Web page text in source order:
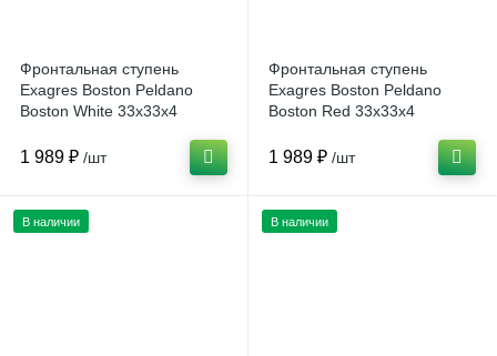
Фронтальная ступень
Фронтальная ступень
Exagres Boston Peldano
Boston White 33x33x4
1 989 ₽ /шт
Фронтальная ступень
Exagres Boston Peldano
Boston Red 33x33x4
1 989 ₽ /шт
В наличии В наличии